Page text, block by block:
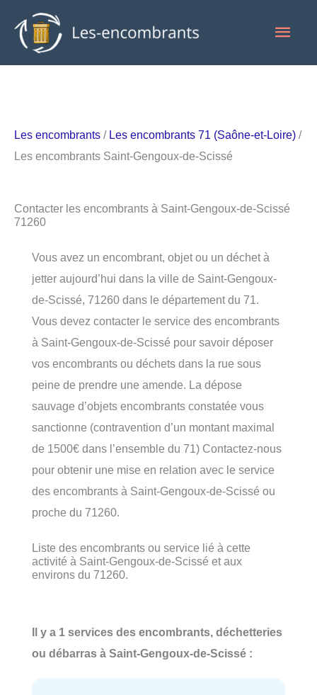
contenu
Les encombrants / Les encombrants 71 (Saône-et-Loire) /
Les encombrants Saint-Gengoux-de-Scissé
Contacter les encombrants à Saint-Gengoux-de-Scissé
71260
Vous avez un encombrant, objet ou un déchet à
jetter aujourd’hui dans la ville de Saint-Gengoux-
de-Scissé, 71260 dans le département du 71.
Vous devez contacter le service des encombrants
à Saint-Gengoux-de-Scissé pour savoir déposer
vos encombrants ou déchets dans la rue sous
peine de prendre une amende. La dépose
sauvage d’objets encombrants constatée vous
sanctionne (contravention d’un montant maximal
de 1500€ dans l’ensemble du 71) Contactez-nous
pour obtenir une mise en relation avec le service
des encombrants à Saint-Gengoux-de-Scissé ou
proche du 71260.
Liste des encombrants ou service lié à cette
activité à Saint-Gengoux-de-Scissé et aux
environs du 71260.
Il y a 1 services des encombrants, déchetteries
ou débarras à Saint-Gengoux-de-Scissé :